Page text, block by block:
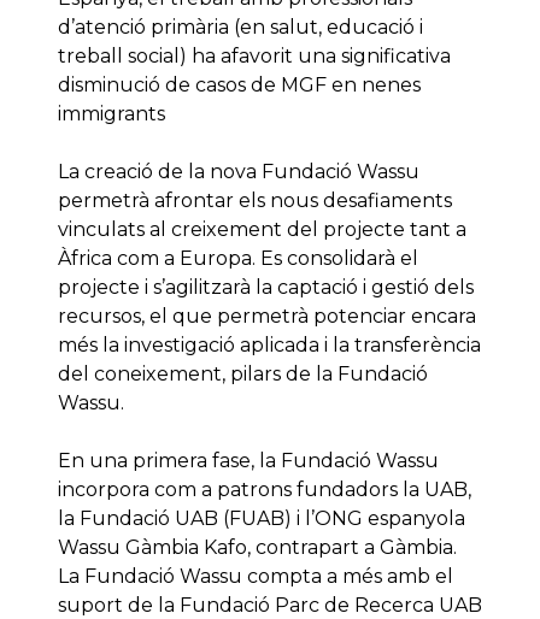
d’atenció primària (en salut, educació i
treball social) ha afavorit una significativa
disminució de casos de MGF en nenes
immigrants
La creació de la nova Fundació Wassu
permetrà afrontar els nous desafiaments
vinculats al creixement del projecte tant a
Àfrica com a Europa. Es consolidarà el
projecte i s’agilitzarà la captació i gestió dels
recursos, el que permetrà potenciar encara
més la investigació aplicada i la transferència
del coneixement, pilars de la Fundació
Wassu.
En una primera fase, la Fundació Wassu
incorpora com a patrons fundadors la UAB,
la Fundació UAB (FUAB) i l’ONG espanyola
Wassu Gàmbia Kafo, contrapart a Gàmbia.
La Fundació Wassu compta a més amb el
suport de la Fundació Parc de Recerca UAB